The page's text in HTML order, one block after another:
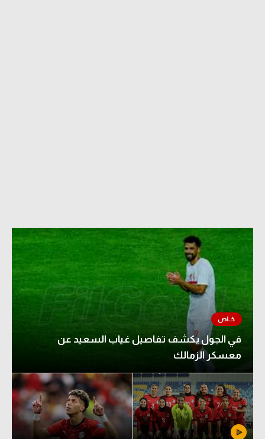
في الجول يكشف تفاصيل غياب السعيد عن
معسكر الزمالك